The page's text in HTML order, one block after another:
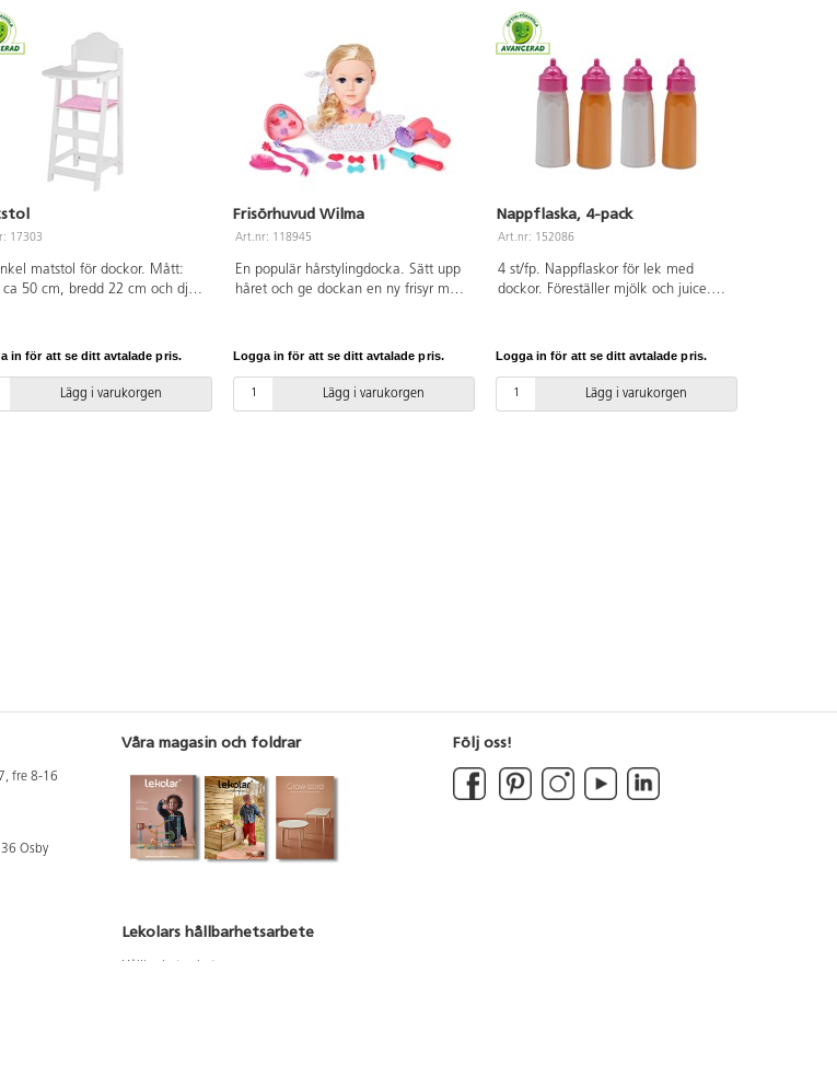
17303
matstol för dockor. Mått:
ca 50 cm, bredd 22 cm och djup
in för att se ditt avtalade pris.
Lägg i varukorgen
Frisörhuvud Wilma
Art.nr: 118945
En populär hårstylingdocka. Sätt upp
håret och ge dockan en ny frisyr med
cm. Av PVC, utan förbjudna ftalater.
Från 3 år.
Logga in för att se ditt avtalade pris.
Lägg i varukorgen
Nappflaska, 4-pack
Art.nr: 152086
4 st/fp. Nappflaskor för lek med
dockor. Föreställer mjölk och juice.
Logga in för att se ditt avtalade pris.
Lägg i varukorgen
fre 8-16
Osby
Våra magasin och foldrar
Lekolars hållbarhetsarbete
Följ oss!